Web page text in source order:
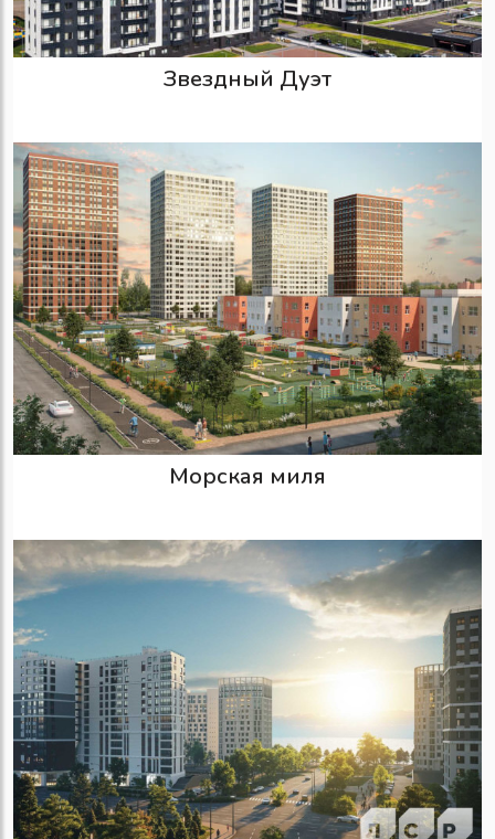
Звездный Дуэт
Морская миля